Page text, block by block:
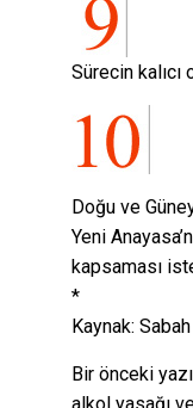
Sürecin
Doğu ve
Yeni
kapsaması
*
Kaynak:
Bir önceki